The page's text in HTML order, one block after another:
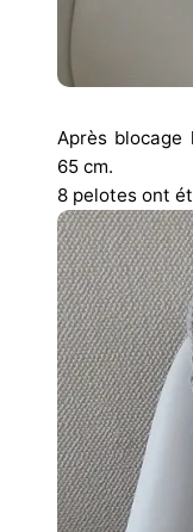
Après
65 cm.
8 pelotes ont